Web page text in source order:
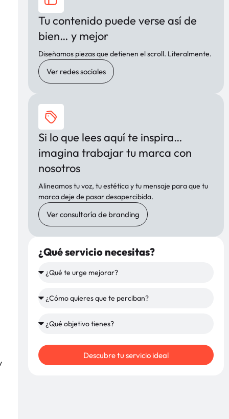
Tu contenido puede verse así de
bien… y mejor
Diseñamos piezas que detienen el scroll. Literalmente.
Ver redes sociales
Si lo que lees aquí te inspira…
imagina trabajar tu marca con
nosotros
Alineamos tu voz, tu estética y tu mensaje para que tu
marca deje de pasar desapercibida.
Ver consultoría de branding
¿Qué servicio necesitas?
Descubre tu servicio ideal